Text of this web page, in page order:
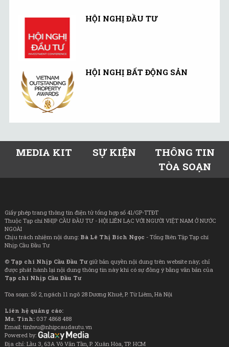
HỘI NGHỊ ĐẦU TƯ
HỘI NGHỊ BẤT ĐỘNG SẢN
MEDIA KIT SỰ KIỆN
THÔNG TIN
TÒA SOẠN
Giấy phép trang thông tin điện tử tổng hợp số 41/GP-TTĐT
Thuộc Tạp chí NHỊP CẦU ĐẦU TƯ - HỘI LIÊN LẠC VỚI NGƯỜI VIỆT NAM Ở NƯỚC
NGOÀI
Chịu trách nhiệm nội dung: Bà Lê Thị Bích Ngọc - Tổng Biên Tập Tạp chí
Nhịp Cầu Đầu Tư
© Tạp chí Nhịp Cầu Đầu Tưgiữ bản quyền nội dung trên website này; chỉ
được phát hành lại nội dung thông tin này khi có sự đồng ý bằng văn bản của
Tạp chí Nhịp Cầu Đầu Tư
Tòa soạn: Số 2, ngách 11 ngõ 28 Dương Khuê, P. Từ Liêm, Hà Nội
Liên hệ quảng cáo:
Ms. Tình: 037 4868 488
Email: tinhvu@nhipcaudautu.vn
Powered by:
Địa chỉ: Lầu 3, 63A Võ Văn Tần, P. Xuân Hòa, TP. HCM